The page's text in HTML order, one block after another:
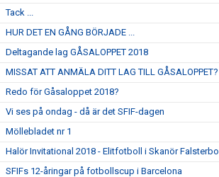
Tack ...
HUR DET EN GÅNG BÖRJADE ...
Deltagande lag GÅSALOPPET 2018
MISSAT ATT ANMÄLA DITT LAG TILL GÅSALOPPET?
Redo för Gåsaloppet 2018?
Vi ses på ondag - då är det SFIF-dagen
Möllebladet nr 1
Halör Invitational 2018 - Elitfotboll i Skanör Falsterbo
SFIFs 12-åringar på fotbollscup i Barcelona